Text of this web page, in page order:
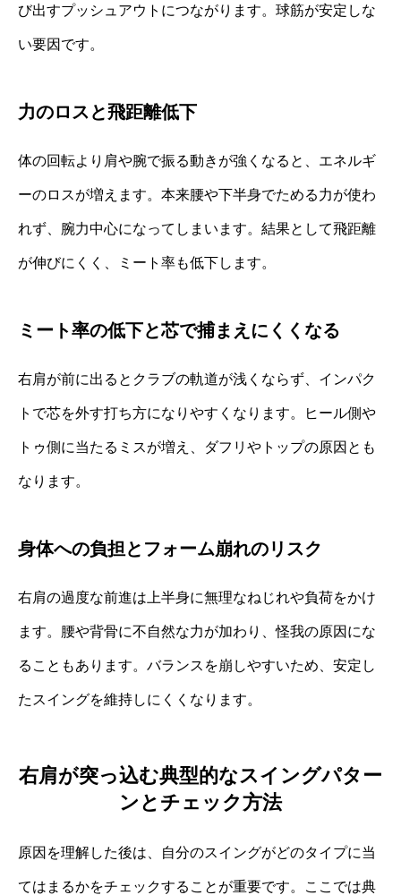
び出すプッシュアウトにつながります。球筋が安定しな
い要因です。
力のロスと飛距離低下
体の回転より肩や腕で振る動きが強くなると、エネルギ
ーのロスが増えます。本来腰や下半身でためる力が使わ
れず、腕力中心になってしまいます。結果として飛距離
が伸びにくく、ミート率も低下します。
ミート率の低下と芯で捕まえにくくなる
右肩が前に出るとクラブの軌道が浅くならず、インパク
トで芯を外す打ち方になりやすくなります。ヒール側や
トゥ側に当たるミスが増え、ダフリやトップの原因とも
なります。
身体への負担とフォーム崩れのリスク
右肩の過度な前進は上半身に無理なねじれや負荷をかけ
ます。腰や背骨に不自然な力が加わり、怪我の原因にな
ることもあります。バランスを崩しやすいため、安定し
たスイングを維持しにくくなります。
右肩が突っ込む典型的なスイングパター
ンとチェック方法
原因を理解した後は、自分のスイングがどのタイプに当
てはまるかをチェックすることが重要です。ここでは典